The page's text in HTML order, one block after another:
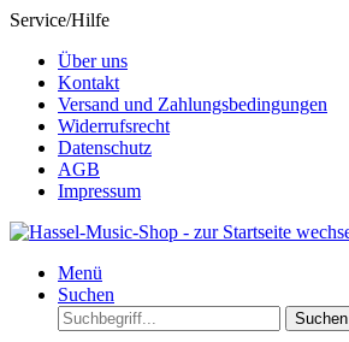
Service/Hilfe
Über uns
Kontakt
Versand und Zahlungsbedingungen
Widerrufsrecht
Datenschutz
AGB
Impressum
Menü
Suchen
Suchen